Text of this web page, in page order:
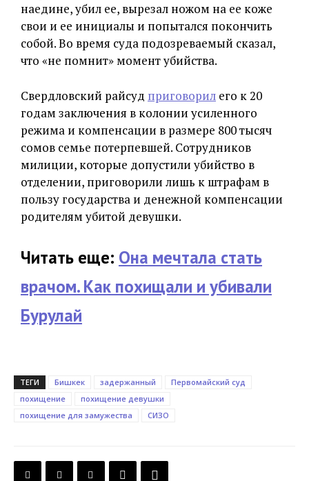
наедине, убил ее, вырезал ножом на ее коже
свои и ее инициалы и попытался покончить
собой. Во время суда подозреваемый сказал,
что «не помнит» момент убийства.
Свердловский райсуд приговорил его к 20
годам заключения в колонии усиленного
режима и компенсации в размере 800 тысяч
сомов семье потерпевшей. Сотрудников
милиции, которые допустили убийство в
отделении, приговорили лишь к штрафам в
пользу государства и денежной компенсации
родителям убитой девушки.
Читать еще: Она мечтала стать
врачом. Как похищали и убивали
Бурулай
ТЕГИ Бишкек задержанный
Первомайский суд
похищение
похищение девушки
похищение для замужества
СИЗО